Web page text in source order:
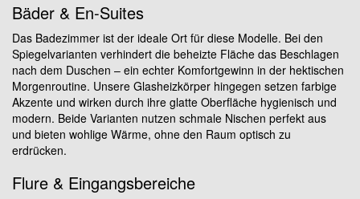
Bäder & En-Suites
Das Badezimmer ist der ideale Ort für diese Modelle. Bei den
Spiegelvarianten verhindert die beheizte Fläche das Beschlagen
nach dem Duschen – ein echter Komfortgewinn in der hektischen
Morgenroutine. Unsere Glasheizkörper hingegen setzen farbige
Akzente und wirken durch ihre glatte Oberfläche hygienisch und
modern. Beide Varianten nutzen schmale Nischen perfekt aus
und bieten wohlige Wärme, ohne den Raum optisch zu
erdrücken.
Flure & Eingangsbereiche